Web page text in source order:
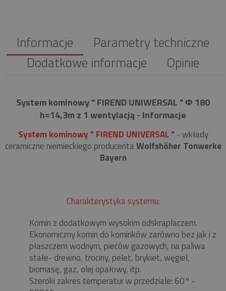
Informacje
Parametry techniczne
Dodatkowe informacje
Opinie
System kominowy " FIREND UNIWERSAL " Φ 180
h=14,3m z 1 wentylacją - Informacje
System kominowy " FIREND UNIVERSAL " - wkłady
ceramiczne niemieckiego producentaWolfshöher Tonwerke
Bayern
Charakterystyka systemu:
Komin z dodatkowym wysokim odskraplaczem.
Ekonomiczny komin do kominków zarówno bez jak i z
płaszczem wodnym, pieców gazowych, na paliwa
stałe- drewno, trociny, pelet, brykiet, węgiel,
biomasę, gaz, olej opałowy, itp.
Szeroki zakres temperatur w przedziale: 60° -